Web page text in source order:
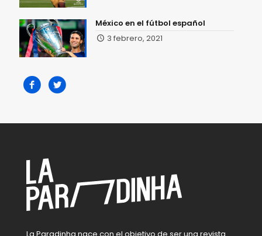
México en el fútbol español
3 febrero, 2021